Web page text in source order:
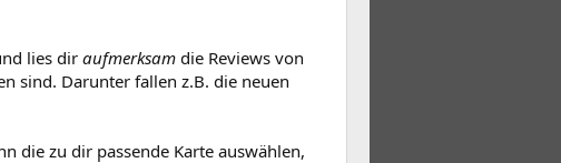
lies dir aufmerksam die Reviews von
sind. Darunter fallen z.B. die neuen
die zu dir passende Karte auswählen,